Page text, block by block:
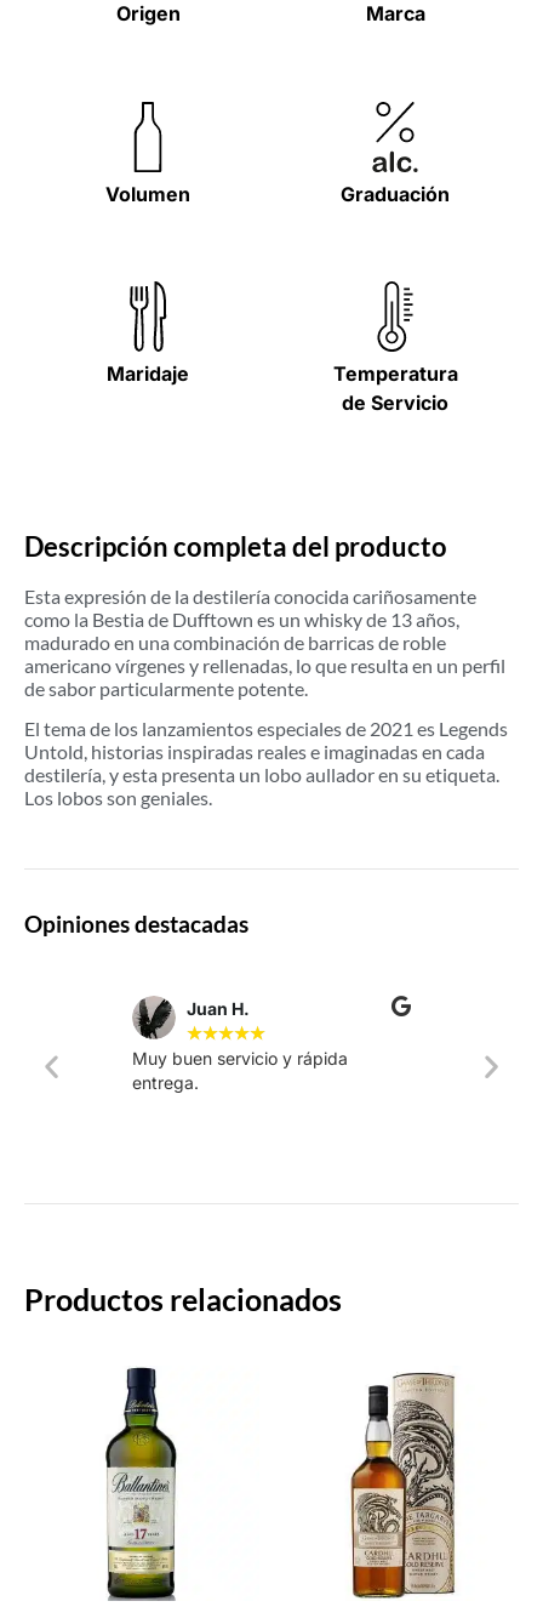
Origen Marca
Volumen Graduación
Maridaje
Temperatura
de Servicio
Descripción completa del producto
Esta expresión de la destilería conocida cariñosamente
como la Bestia de Dufftown es un whisky de 13 años,
madurado en una combinación de barricas de roble
americano vírgenes y rellenadas, lo que resulta en un perfil
de sabor particularmente potente.
El tema de los lanzamientos especiales de 2021 es Legends
Untold, historias inspiradas reales e imaginadas en cada
destilería, y esta presenta un lobo aullador en su etiqueta.
Los lobos son geniales.
Opiniones destacadas
Juan H.
★★★★★
Muy buen servicio y rápida
entrega.
La
Productos relacionados